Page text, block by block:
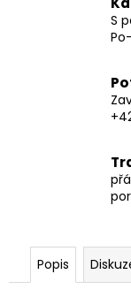
S
Popis